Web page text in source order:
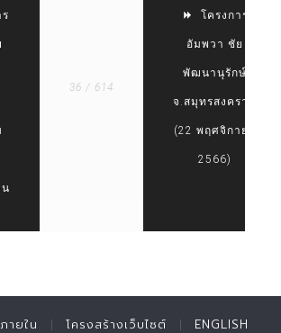
36 / 614
โครงการ
อัมพวา ชัย
พัฒนานุรักษ์
จ.สมุทรสงคราม
(22 พฤศจิกายน
2566)
ายใน โครงสร้างเว็บไซต์ ENGLISH